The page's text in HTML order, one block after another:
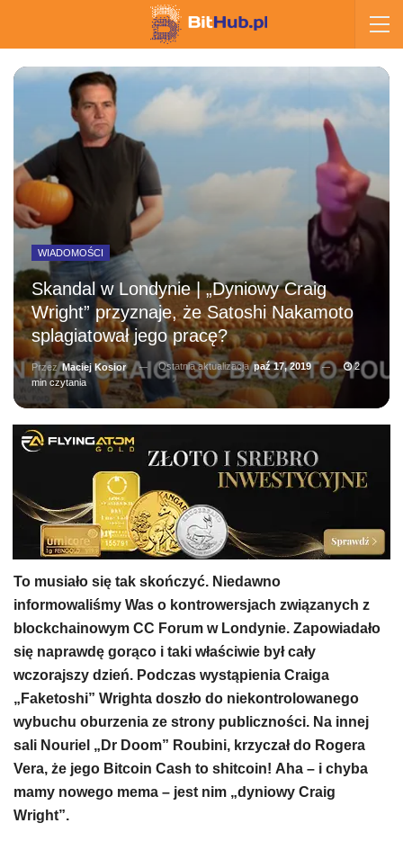
WIADOMOŚCI
Skandal w Londynie | „Dyniowy Craig
Wright” przyznaje, że Satoshi Nakamoto
splagiatował jego pracę?
PrzezMaciej Kosior Ostatnia aktualizacjapaź 17, 2019
2
min czytania
To musiało się tak skończyć. Niedawno
informowaliśmy Was o kontrowersjach związanych z
blockchainowym CC Forum w Londynie. Zapowiadało
się naprawdę gorąco i taki właściwie był cały
wczorajszy dzień. Podczas wystąpienia Craiga
„Faketoshi” Wrighta doszło do niekontrolowanego
wybuchu oburzenia ze strony publiczności. Na innej
sali Nouriel „Dr Doom” Roubini, krzyczał do Rogera
Vera, że jego Bitcoin Cash to shitcoin! Aha – i chyba
mamy nowego mema – jest nim „dyniowy Craig
Wright”.